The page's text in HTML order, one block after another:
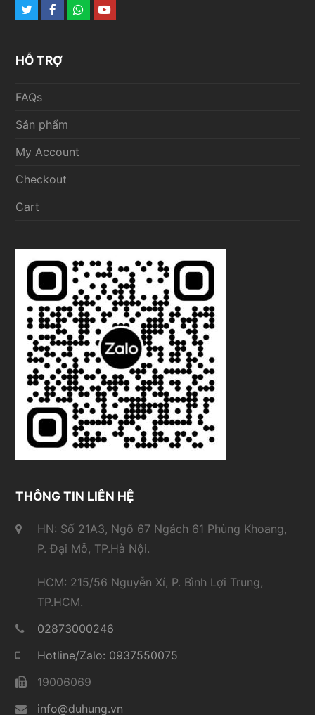
TwitterFacebook
Whatsapp
Youtube
HỖ TRỢ
FAQs
Sản phẩm
My Account
Checkout
Cart
THÔNG TIN LIÊN HỆ
HN: Số 21A3, Ngõ 67 Ngách 61 Phùng Khoang,
P. Đại Mỗ, TP.Hà Nội.
HCM: 215/56 Nguyễn Xí, P. Bình Lợi Trung,
TP.HCM.
02873000246
Hotline/Zalo: 0937550075
19006069
info@duhung.vn